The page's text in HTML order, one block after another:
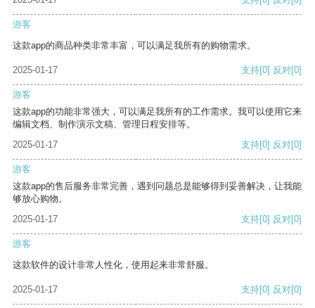
游客
这款app的商品种类非常丰富，可以满足我所有的购物需求。
2025-01-17 支持[0] 反对[0]
游客
这款app的功能非常强大，可以满足我所有的工作需求。我可以使用它来
编辑文档、制作演示文稿、管理日程安排等。
2025-01-17
支持[0] 反对[0]
游客
这款app的售后服务非常完善，遇到问题总是能够得到妥善解决，让我能
够放心购物。
2025-01-17
支持[0] 反对[0]
游客
这款软件的设计非常人性化，使用起来非常舒服。
2025-01-17 支持[0] 反对[0]